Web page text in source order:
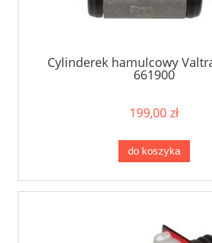
Cylinderek hamulcowy
661900
199,00 zł
do koszyka